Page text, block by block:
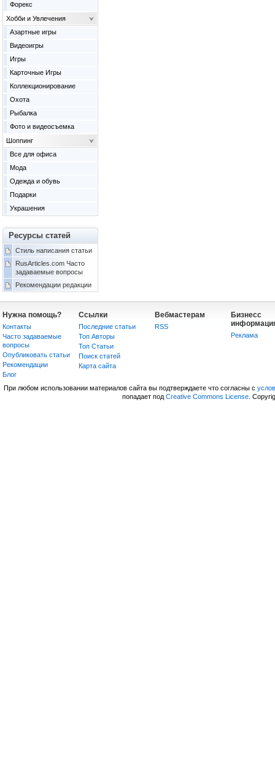
Форекс
Хобби и Увлечения
Азартные игры
Видеоигры
Игры
Карточные Игры
Коллекционирование
Охота
Рыбалка
Фото и видеосъемка
Шоппинг
Все для офиса
Мода
Одежда и обувь
Подарки
Украшения
Ресурсы статей
Стиль написания статьи
RusArticles.com Часто
задаваемые вопросы
Рекомендации редакции
Нужна помощь?
Контакты
Часто задаваемые
вопросы
Опубликовать статьи
Рекомендации
Блог
Ссылки
Последние статьи
Топ Авторы
Топ Статьи
Поиск статей
Карта сайта
Вебмастерам
RSS
Бизнесс
Реклама
При любом использовании материалов сайта вы подтверждаете что согласны с
попадает под Creative Commons License.